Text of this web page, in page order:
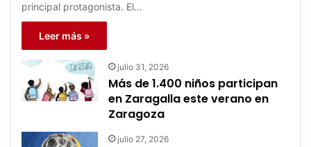
principal protagonista. El…
Leer más »
julio 31, 2026
Más de 1.400 niños participan
en Zaragalla este verano en
Zaragoza
julio 27, 2026